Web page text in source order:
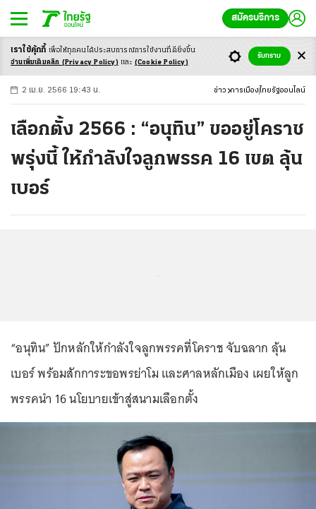
สมัครบริการ
-ก ก ก+
2 เม.ย. 2566 19:43 น. ข่าว การเมือง ไทยรัฐออนไลน์
เลือกตั้ง 2566 : “อนุทิน” ขออยู่โคราช
พรุ่งนี้ ให้กำลังใจลูกพรรค 16 เขต ลุ้น
เบอร์
“อนุทิน” ปักหลักให้กำลังใจลูกพรรคที่โคราช จับฉลาก ลุ้น
เบอร์ พร้อมสักการะขอพรย่าโม และศาลหลักเมือง เผยให้ลูก
พรรคนำ 16 นโยบายเข้าสู่สนามเลือกตั้ง
เราใช้คุ้กกี้ เพื่อให้ทุกคนได้ประสบการณ์การใช้งานที่ดียิ่งขึ้น
อ่านเพิ่มเติมคลิก (Privacy Policy) และ (Cookie Policy)
รับทราบ